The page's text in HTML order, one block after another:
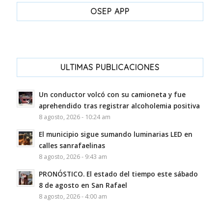
OSEP APP
ULTIMAS PUBLICACIONES
Un conductor volcó con su camioneta y fue
aprehendido tras registrar alcoholemia positiva
8 agosto, 2026 - 10:24 am
El municipio sigue sumando luminarias LED en
calles sanrafaelinas
8 agosto, 2026 - 9:43 am
PRONÓSTICO. El estado del tiempo este sábado
8 de agosto en San Rafael
8 agosto, 2026 - 4:00 am